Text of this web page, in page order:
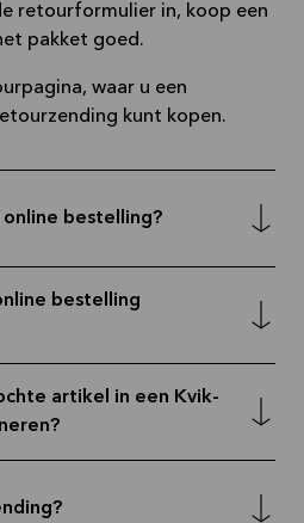
retourformulier in, koop een
pakket goed.
waar u een
kunt kopen.
bestelling?
bestelling
artikel in een Kvik-